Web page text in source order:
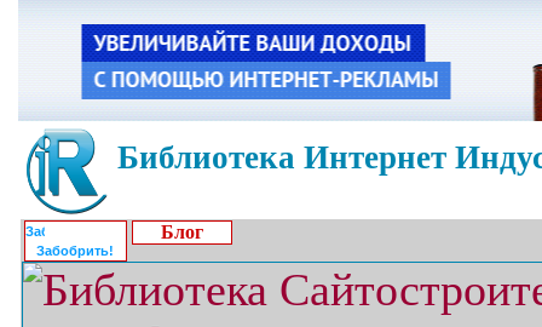
Библиотека Интернет
Забобрить!
Блог